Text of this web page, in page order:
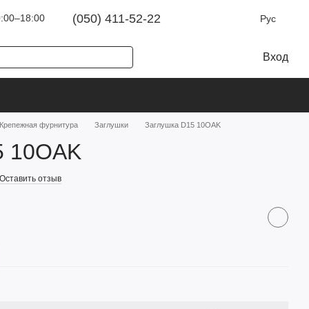
(050) 411-52-22 Рус
Вход
Крепежная фурнитура Заглушки Заглушка D15 10OAK
10OAK
Оставить отзыв